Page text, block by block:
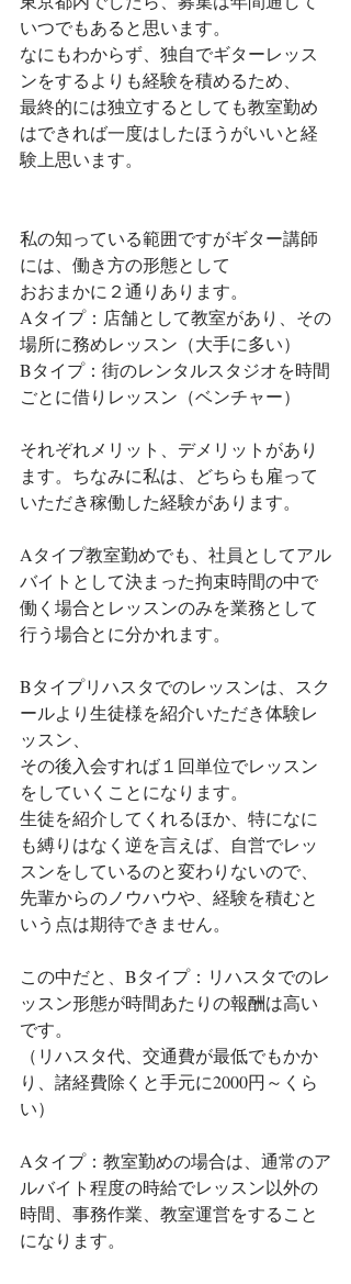
いつでもあると思います。
なにもわからず、独自でギターレッス
ンをするよりも経験を積めるため、
最終的には独立するとしても教室勤め
はできれば一度はしたほうがいいと経
験上思います。
私の知っている範囲ですがギター講師
には、働き方の形態として
おおまかに２通りあります。
Aタイプ：店舗として教室があり、その
場所に務めレッスン（大手に多い）
Bタイプ：街のレンタルスタジオを時間
ごとに借りレッスン（ベンチャー）
それぞれメリット、デメリットがあり
ます。ちなみに私は、どちらも雇って
いただき稼働した経験があります。
Aタイプ教室勤めでも、社員としてアル
バイトとして決まった拘束時間の中で
働く場合とレッスンのみを業務として
行う場合とに分かれます。
Bタイプリハスタでのレッスンは、スク
ールより生徒様を紹介いただき体験レ
ッスン、
その後入会すれば１回単位でレッスン
をしていくことになります。
生徒を紹介してくれるほか、特になに
も縛りはなく逆を言えば、自営でレッ
スンをしているのと変わりないので、
先輩からのノウハウや、経験を積むと
いう点は期待できません。
この中だと、Bタイプ：リハスタでのレ
ッスン形態が時間あたりの報酬は高い
です。
（リハスタ代、交通費が最低でもかか
り、諸経費除くと手元に2000円～くら
い）
Aタイプ：教室勤めの場合は、通常のア
ルバイト程度の時給でレッスン以外の
時間、事務作業、教室運営をすること
になります。